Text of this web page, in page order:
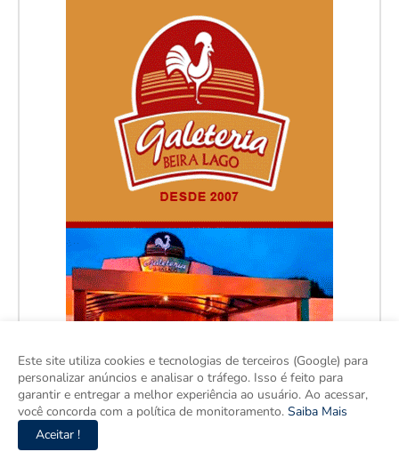
Este site utiliza cookies e tecnologias de terceiros (Google) para
personalizar anúncios e analisar o tráfego. Isso é feito para
garantir e entregar a melhor experiência ao usuário. Ao acessar,
você concorda com a política de monitoramento. Saiba Mais
Aceitar !